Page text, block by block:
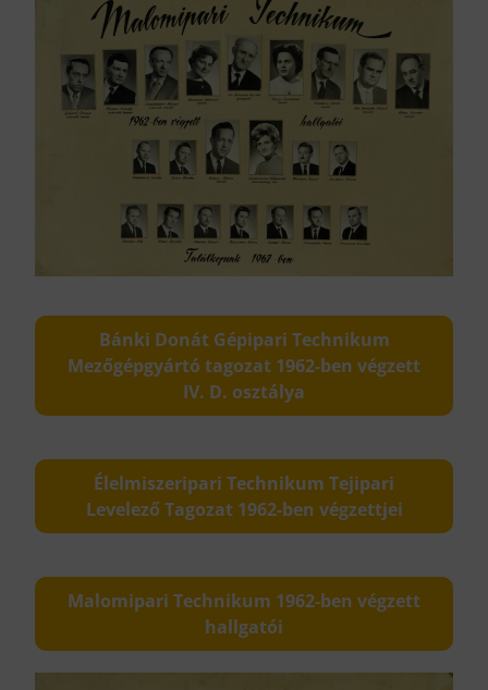
Bánki Donát Gépipari Technikum
Mezőgépgyártó tagozat 1962-ben végzett
IV. D. osztálya
Élelmiszeripari Technikum Tejipari
Levelező Tagozat 1962-ben végzettjei
Malomipari Technikum 1962-ben végzett
hallgatói